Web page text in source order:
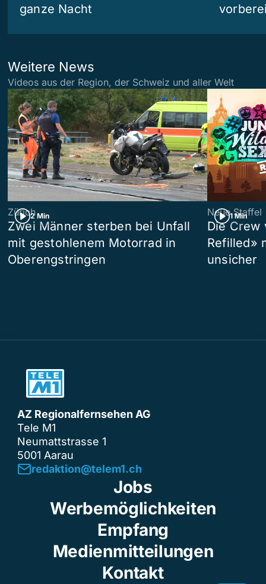
ganze Nacht
Weitere News
Videos aus der Region, der Schweiz und aller Welt
2 Min
Zürich
Zwei Männer sterben bei Unfall
mit gestohlenem Motorrad in
Oberengstringen
1 Min
Neue Staffel
Die Crew
Refilled»
unsicher
AZ Regionalfernsehen AG
Tele M1
Neumattstrasse 1
5001 Aarau
redaktion@telem1.ch
Jobs
Werbemöglichkeiten
Empfang
Medienmitteilungen
Kontakt